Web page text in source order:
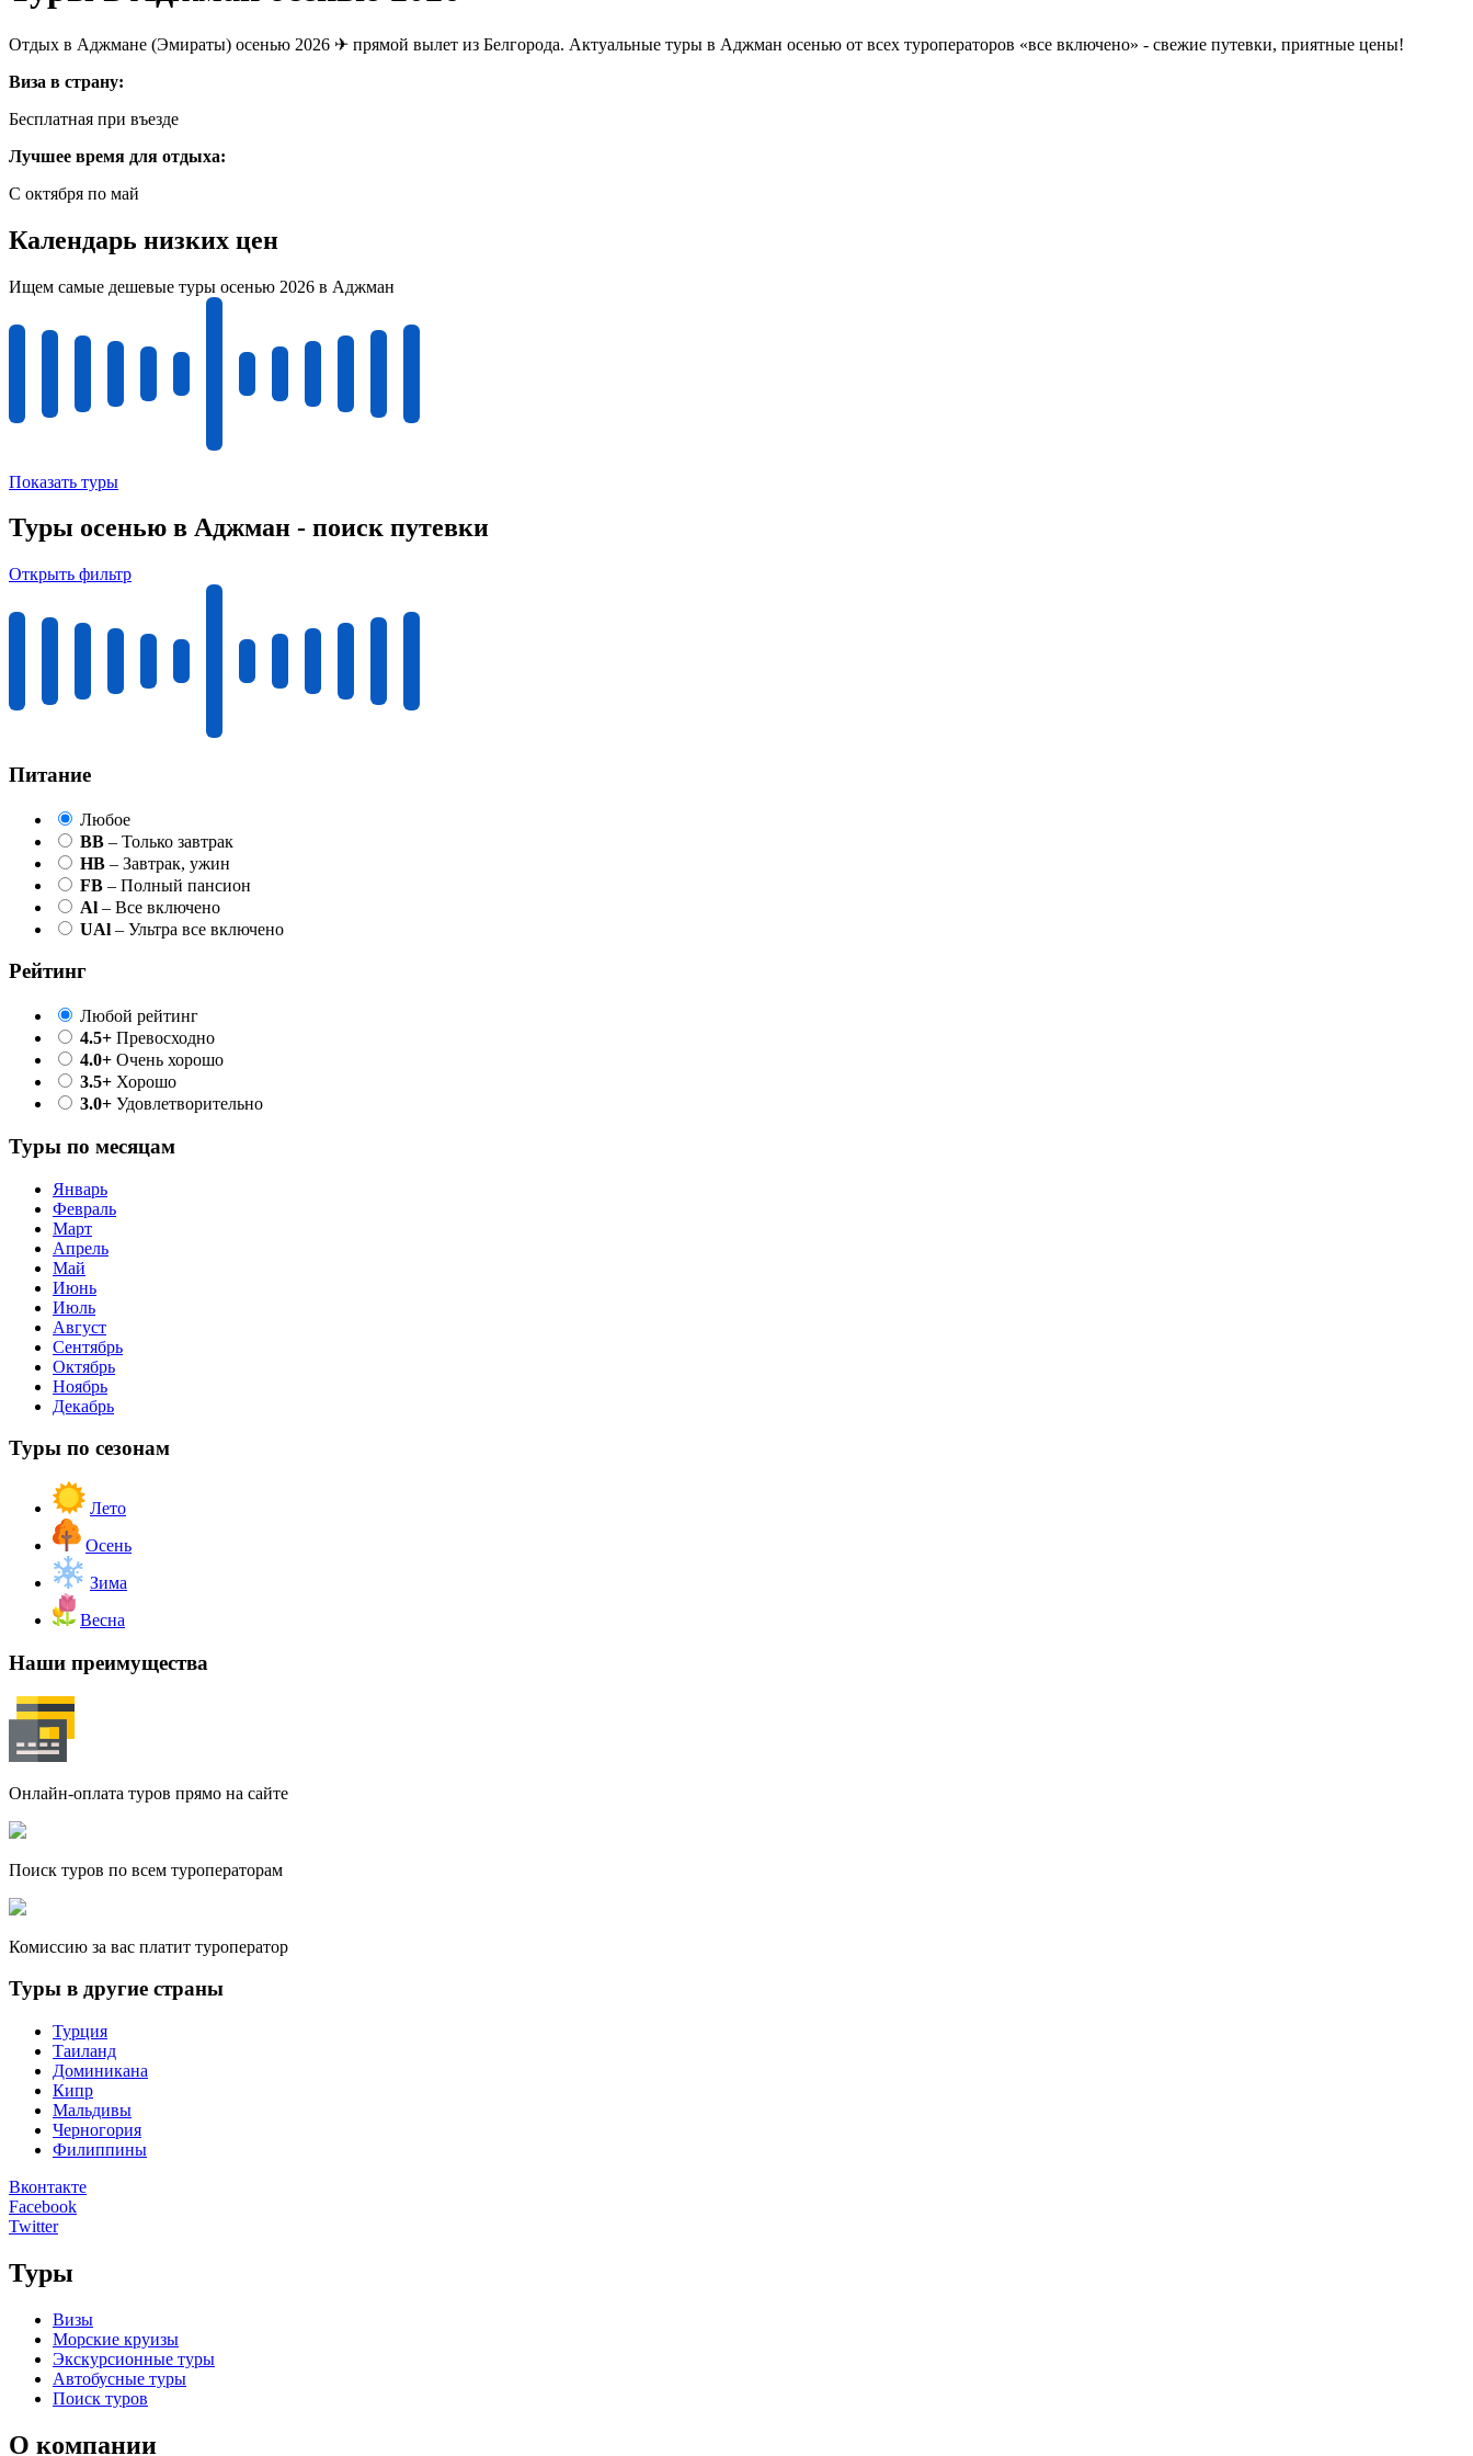
Отдых в Аджмане (Эмираты) осенью 2026 ✈ прямой вылет из Белгорода. Актуальные туры в Аджман осенью от всех туроператоров «все включено» - свежие путевки, приятные цены!
Виза в страну:
Бесплатная при въезде
Лучшее время для отдыха:
C октября по май
Календарь низких цен
Ищем самые дешевые туры осенью 2026 в Аджман
Показать туры
Туры осенью в Аджман - поиск путевки
Открыть фильтр
Питание
Любое
BB – Только завтрак
HB – Завтрак, ужин
FB – Полный пансион
Al – Все включено
UAl – Ультра все включено
Рейтинг
Любой рейтинг
4.5+ Превосходно
4.0+ Очень хорошо
3.5+ Хорошо
3.0+ Удовлетворительно
Туры по месяцам
Январь
Февраль
Март
Апрель
Май
Июнь
Июль
Август
Сентябрь
Октябрь
Ноябрь
Декабрь
Туры по сезонам
Лето
Осень
Зима
Весна
Наши преимущества
Онлайн-оплата туров прямо на сайте
Поиск туров по всем туроператорам
Комиссию за вас платит туроператор
Туры в другие страны
Турция
Таиланд
Доминикана
Кипр
Мальдивы
Черногория
Филиппины
Вконтакте
Facebook
Twitter
Туры
Визы
Морские круизы
Экскурсионные туры
Автобусные туры
Поиск туров
О компании